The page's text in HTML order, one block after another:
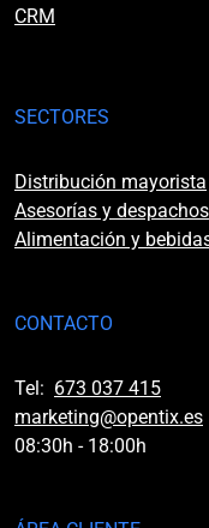
CRM
SECTORES
Distribución mayorista
Asesorías y despachos
Alimentación y
CONTACTO
Tel: 673 037 415
marketing@opentix.es
08:30h - 18:00h